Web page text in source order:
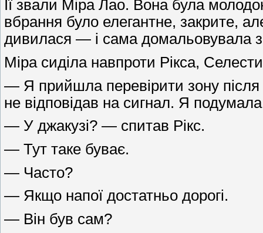
Її звали Міра Лао. Вона була
вбрання було елегантне, закрите,
дивилася — і сама домальовувала
Міра сиділа навпроти Рікса,
— Я прийшла перевірити зону
не відповідав на сигнал. Я
— У джакузі? — спитав Рікс.
— Тут таке буває.
— Часто?
— Якщо напої достатньо дорогі.
— Він був сам?